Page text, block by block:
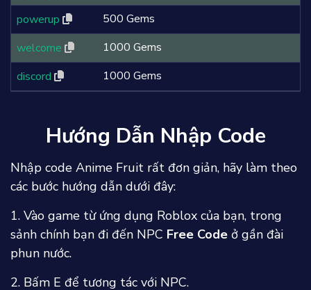
powerup
500 Gems
welcome
1000 Gems
discord
1000 Gems
Hướng Dẫn Nhập Code
Nhập code Anime Fruit rất đơn giản, hãy làm theo
các bước hướng dẫn dưới đây:
1. Vào game từ ứng dụng Roblox của bạn, trong
sảnh chính bạn đi đến NPC Free Code ở gần đài
phun nước.
2. Bấm E để tương tác với NPC.